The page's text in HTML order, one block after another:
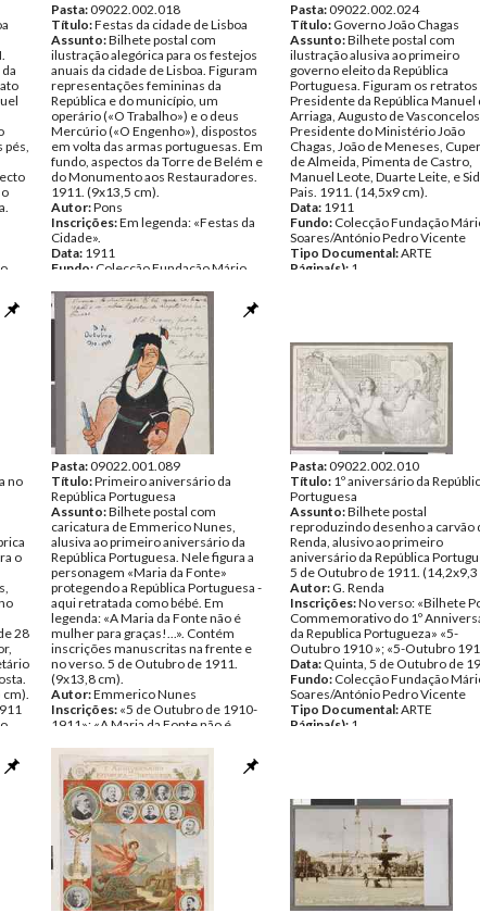
pés,
Pasta:09022.002.018
Título:Festas da cidade de Lisboa
Assunto:Bilhete postal com
ilustração alegórica para os festejos
anuais da cidade de Lisboa. Figuram
representações femininas da
República e do município, um
operário («O Trabalho») e o deus
Mercúrio («O Engenho»), dispostos
em volta das armas portuguesas. Em
fundo, aspectos da Torre de Belém e
do Monumento aos Restauradores.
1911. (9x13,5 cm).
Autor:Pons
Inscrições:Em legenda: «Festas da
Cidade».
Data: 1911
Fundo: Colecção Fundação Mário
Tipo Documental:ARTE
Página(s): 1
Pasta:09022.002.024
Título: Governo João Chagas
Assunto:Bilhete postal com
ilustração alusiva ao primeiro
governo eleito da República
Portuguesa. Figuram os retratos
Presidente da República Manuel
Arriaga, Augusto de
Presidente do Ministério João
Chagas, João de Meneses,
de Almeida, Pimenta de Castro,
Manuel Leote, Duarte Leite, e
Pais. 1911. (14,5x9 cm).
Data: 1911
Fundo: Colecção Fundação
Soares/António Pedro Vicente
Tipo Documental:ARTE
Página(s): 1
no
o
28
cm).
Pasta:09022.001.089
Título:Primeiro aniversário da
República Portuguesa
Assunto:Bilhete postal com
caricatura de Emmerico Nunes,
alusiva ao primeiro aniversário da
República Portuguesa. Nele figura a
personagem «Maria da Fonte»
protegendo a República Portuguesa -
aqui retratada como bébé. Em
legenda: «A Maria da Fonte não é
mulher para graças!...». Contém
inscrições manuscritas na frente e
no verso. 5 de Outubro de 1911.
(9x13,8 cm).
Autor:Emmerico Nunes
Inscrições: «5 de Outubro de 1910-
1911»; «A Maria da Fonte não é
manuscritas na frente e no verso.
Data:Quinta, 5 de Outubro de 1911
Fundo:Colecção Fundação Mário
Soares/António Pedro Vicente
Tipo Documental:ARTE
Página(s):2
Pasta:09022.002.010
Título: 1º aniversário da
Portuguesa
Assunto:Bilhete postal
reproduzindo desenho a carvão
Renda, alusivo ao primeiro
aniversário da República
5 de Outubro de 1911. (14,2x9,3
Autor: G. Renda
Inscrições:No verso: «Bilhete
Commemorativo do 1º
da Republica Portugueza» «5-
Outubro 1910 »; «5-Outubro
Data: Quinta, 5 de Outubro de
Fundo: Colecção Fundação
Soares/António Pedro Vicente
Tipo Documental:ARTE
Página(s): 1